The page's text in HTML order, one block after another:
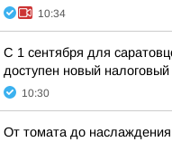
10:34
С 1 сентября для
доступен новый
10:30
От томата до